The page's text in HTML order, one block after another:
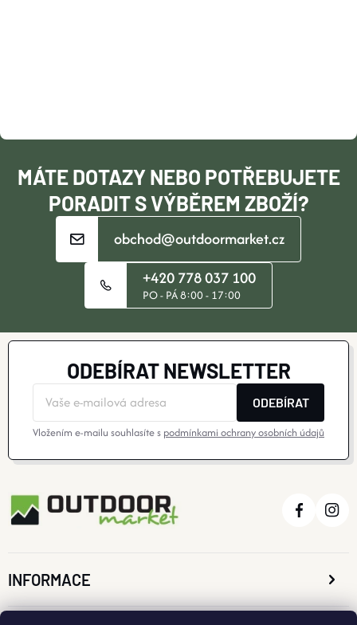
T
MÁTE DOTAZY NEBO POTŘEBUJETE
PORADIT S VÝBĚREM ZBOŽÍ?
obchod@outdoormarket.cz
+420 778 037 100
PO - PÁ 8:00 - 17:00
ODEBÍRAT NEWSLETTER
ODEBÍRAT
Vložením e-mailu souhlasíte s podmínkami ochrany osobních údajů
INFORMACE